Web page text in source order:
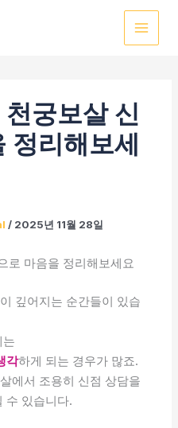
궁보살 신
정리해보세
/ 2025년 11월 28일
로 마음을 정리해보세요
이 깊어지는 순간들이 있습
각하게 되는 경우가 많죠.
에서 조용히 신점 상담을
수 있습니다.